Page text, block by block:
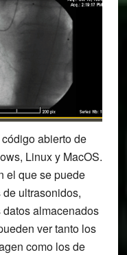
abierto de
Linux y MacOS.
el que se puede
ultrasonidos,
almacenados
ver tanto los
como los de